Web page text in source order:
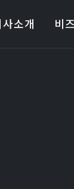
소개 비